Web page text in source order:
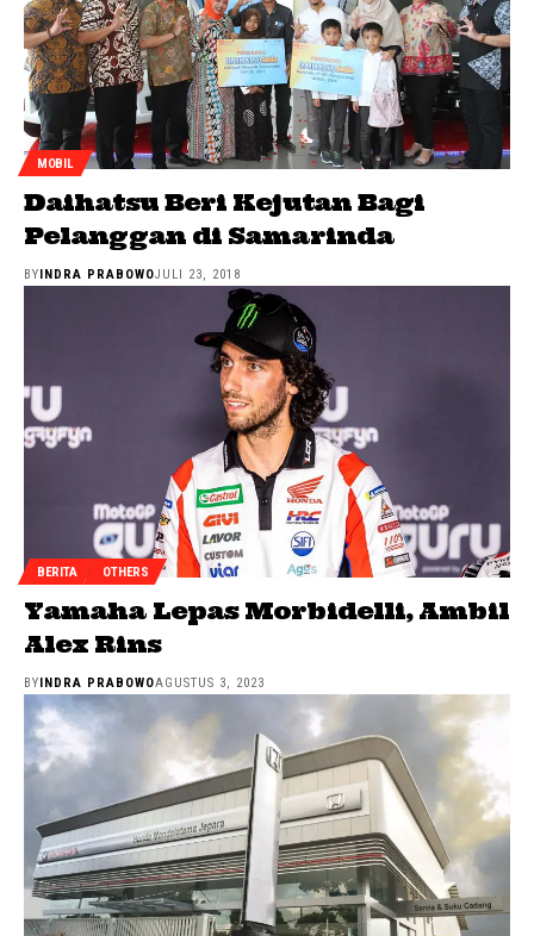
MOBIL
Daihatsu Beri Kejutan Bagi
Pelanggan di Samarinda
BY INDRA PRABOWOJULI 23, 2018
BERITA OTHERS
Yamaha Lepas Morbidelli, Ambil
Alex Rins
BY INDRA PRABOWOAGUSTUS 3, 2023